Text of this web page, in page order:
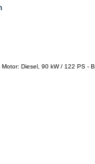
Diesel, 90 kW / 122 PS -